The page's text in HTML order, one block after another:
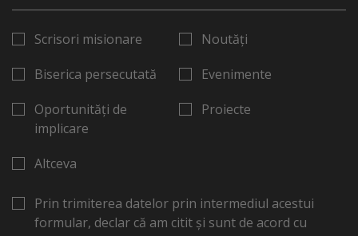
Scrisori misionare
Biserica persecutată
Oportunități de
implicare
Noutăți
Evenimente
Proiecte
Altceva
Prin trimiterea datelor prin intermediul acestui
formular, declar că am citit și sunt de acord cu